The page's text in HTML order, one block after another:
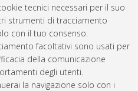
tecnici necessari per il suo
strumenti di tracciamento
con il tuo consenso.
facoltativi sono usati per
della comunicazione
degli utenti.
la navigazione solo con i